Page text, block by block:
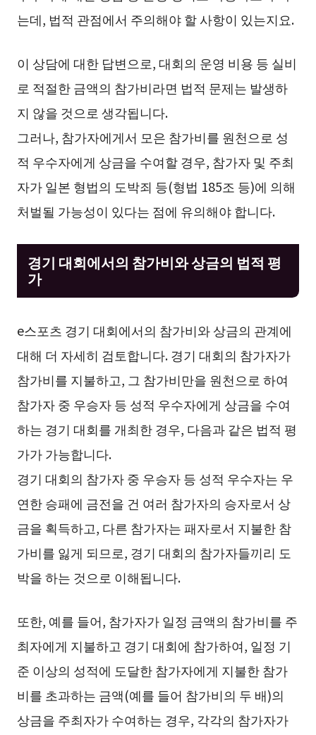
는데, 법적 관점에서 주의해야 할 사항이 있는지요.
이 상담에 대한 답변으로, 대회의 운영 비용 등 실비
로 적절한 금액의 참가비라면 법적 문제는 발생하
지 않을 것으로 생각됩니다.
그러나, 참가자에게서 모은 참가비를 원천으로 성
적 우수자에게 상금을 수여할 경우, 참가자 및 주최
자가 일본 형법의 도박죄 등(형법 185조 등)에 의해
처벌될 가능성이 있다는 점에 유의해야 합니다.
경기 대회에서의 참가비와 상금의 법적 평
가
e스포츠 경기 대회에서의 참가비와 상금의 관계에
대해 더 자세히 검토합니다. 경기 대회의 참가자가
참가비를 지불하고, 그 참가비만을 원천으로 하여
참가자 중 우승자 등 성적 우수자에게 상금을 수여
하는 경기 대회를 개최한 경우, 다음과 같은 법적 평
가가 가능합니다.
경기 대회의 참가자 중 우승자 등 성적 우수자는 우
연한 승패에 금전을 건 여러 참가자의 승자로서 상
금을 획득하고, 다른 참가자는 패자로서 지불한 참
가비를 잃게 되므로, 경기 대회의 참가자들끼리 도
박을 하는 것으로 이해됩니다.
또한, 예를 들어, 참가자가 일정 금액의 참가비를 주
최자에게 지불하고 경기 대회에 참가하여, 일정 기
준 이상의 성적에 도달한 참가자에게 지불한 참가
비를 초과하는 금액(예를 들어 참가비의 두 배)의
상금을 주최자가 수여하는 경우, 각각의 참가자가